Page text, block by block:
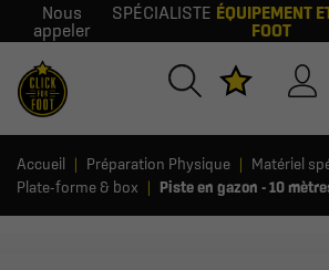
Nous
appeler
SPÉCIALISTE ÉQUIPEMENT
FOOT
Accueil Préparation Physique
Matériel
Plate-forme & box
Piste en gazon - 10